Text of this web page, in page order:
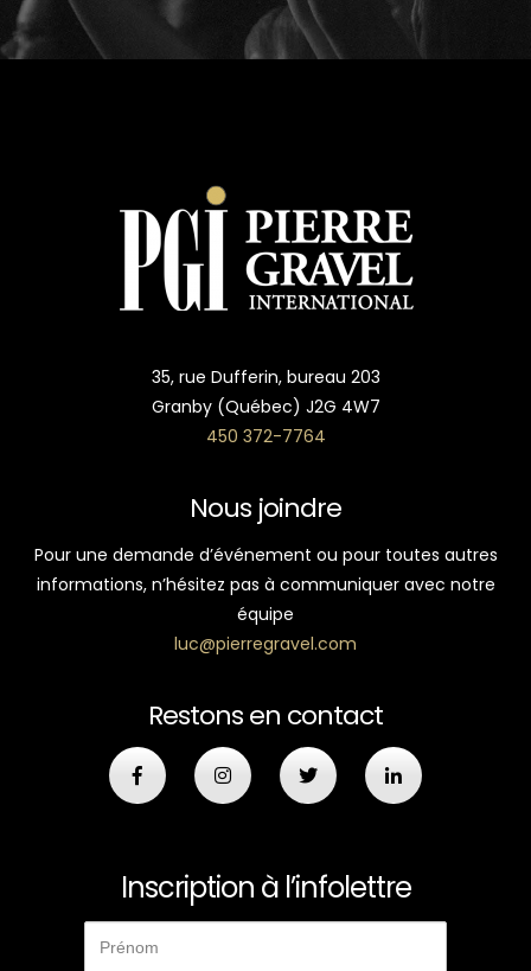
35, rue Dufferin, bureau 203
Granby (Québec) J2G 4W7
450 372-7764
Nous joindre
Pour une demande d’événement ou pour toutes autres
informations, n’hésitez pas à communiquer avec notre
équipe
luc@pierregravel.com
Restons en contact
Inscription à l’infolettre